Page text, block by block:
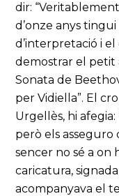
dir:
d’onze anys
d’interpretació i
demostrar el petit
Sonata de
per Vidiella”. El
Urgellès, hi
però els asseguro
sencer no sé a on
caricatura,
acompanyava el